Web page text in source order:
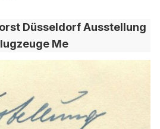
Düsseldorf Ausstellung
Me